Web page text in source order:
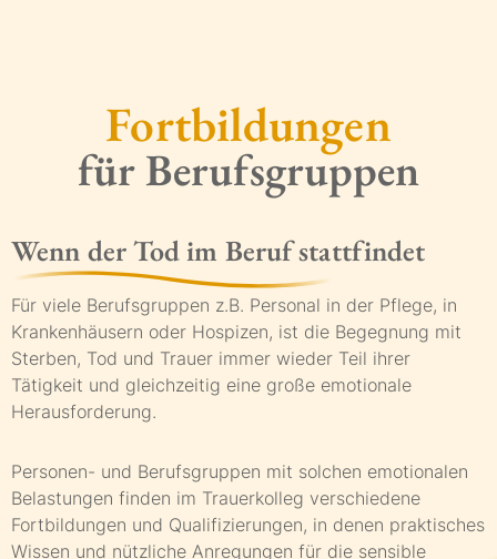
Fortbildungen
für Berufsgruppen
Wenn der Tod im Beruf stattfindet
Für viele Berufsgruppen z.B. Personal in der Pflege, in
Krankenhäusern oder Hospizen, ist die Begegnung mit
Sterben, Tod und Trauer immer wieder Teil ihrer
Tätigkeit und gleichzeitig eine große emotionale
Herausforderung.
Personen- und Berufsgruppen mit solchen emotionalen
Belastungen finden im Trauerkolleg verschiedene
Fortbildungen und Qualifizierungen, in denen praktisches
Wissen und nützliche Anregungen für die sensible